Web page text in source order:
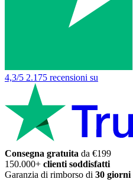
4,3/5 2.175 recensioni su
Consegna gratuita da €199
150.000+ clienti soddisfatti
Garanzia di rimborso di 30 giorni